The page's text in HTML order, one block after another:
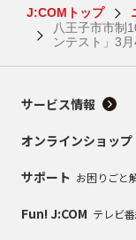
J:COMトップ
八王子市市制
ンテスト」3
サービス情報
オンラインショップ
サポート お困りごと
Fun! J:COM テレビ